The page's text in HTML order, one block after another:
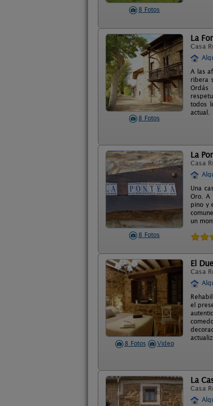
8 Fotos
8 Fotos
La
Casa
A las
ribera
Ordás
todos
actual.
8 Fotos
La
Casa
Una
Oro. A
pino y
un
8 Fotos Video
El
Casa
el
La
Casa